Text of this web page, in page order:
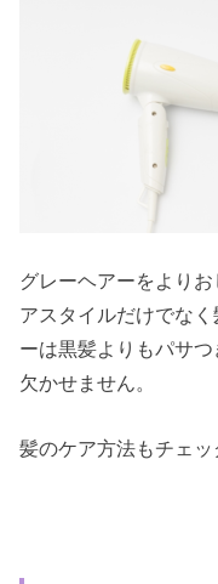
グレーヘアーをより
アスタイルだけでな
ーは黒髪よりもパサ
欠かせません。
髪のケア方法もチェッ